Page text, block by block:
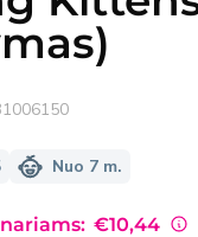
Nuo 7 m.
€10,44